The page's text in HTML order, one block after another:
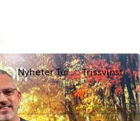
Nyheter Tur Trissvinst